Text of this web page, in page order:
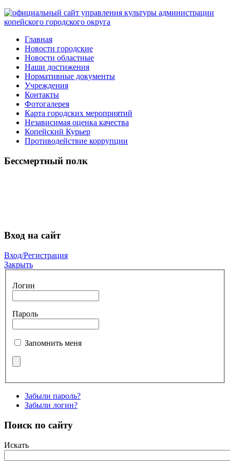
Главная
Новости городские
Новости областные
Наши достижения
Нормативные документы
Учреждения
Контакты
Фотогалерея
Карта городских мероприятий
Независимая оценка качества
Копейский Курьер
Противодействие коррупции
Бессмертный полк
Вход на сайт
Вход/Регистрация
Закрыть
Логин
Пароль
Запомнить меня
Забыли пароль?
Забыли логин?
Поиск по сайту
Искать